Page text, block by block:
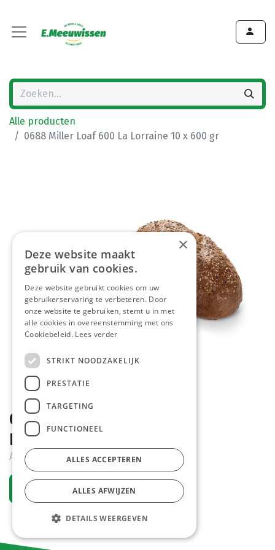
Alle producten
0688 Miller Loaf 600 La Lorraine 10 x 600 gr
0688 Miller Loaf 600 La
Lorraine 10 x 600 gr
Actief
Vraag een account aan
×
Deze website maakt
gebruik van cookies.
Deze website gebruikt cookies om uw
gebruikerservaring te verbeteren. Door
onze website te gebruiken, stemt u in met
alle cookies in overeenstemming met ons
Cookiebeleid. Lees verder
STRIKT NOODZAKELIJK
PRESTATIE
TARGETING
FUNCTIONEEL
ALLES ACCEPTEREN
ALLES AFWIJZEN
DETAILS WEERGEVEN